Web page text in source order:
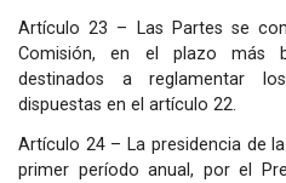
Artículo 23 – Las Partes se
Comisión, en el plazo más
destinados a reglamentar
dispuestas en el artículo 22.
Artículo 24 – La presidencia de
primer período anual, por el